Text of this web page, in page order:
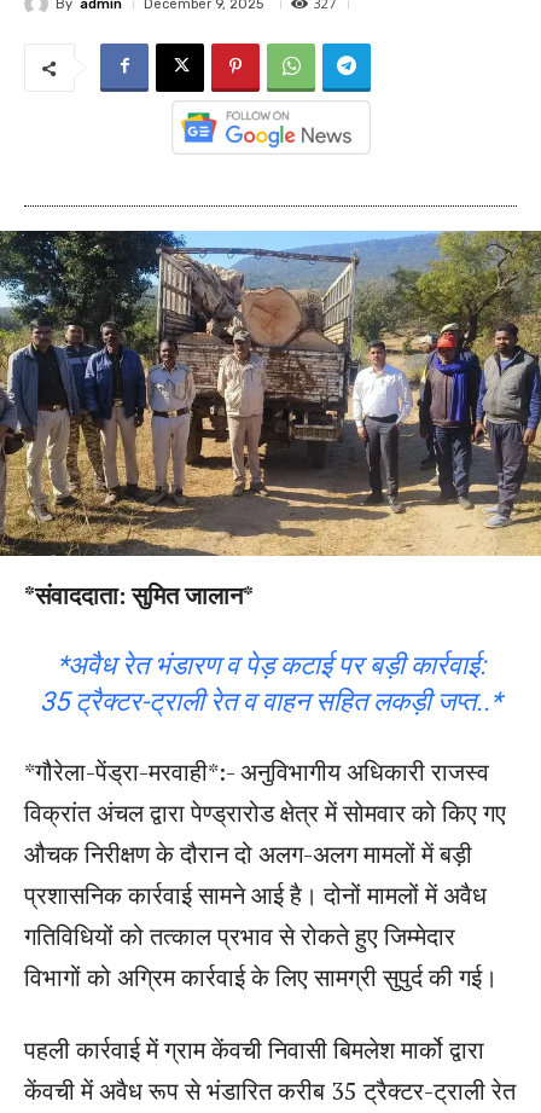
By admin December 9, 2025
*संवाददाता: सुमित जालान*
*अवैध रेत भंडारण व पेड़ कटाई पर बड़ी कार्रवाई:
35 ट्रैक्टर-ट्राली रेत व वाहन सहित लकड़ी जप्त..*
*गौरेला-पेंड्रा-मरवाही*:- अनुविभागीय अधिकारी राजस्व
विक्रांत अंचल द्वारा पेण्ड्रारोड क्षेत्र में सोमवार को किए गए
औचक निरीक्षण के दौरान दो अलग-अलग मामलों में बड़ी
प्रशासनिक कार्रवाई सामने आई है। दोनों मामलों में अवैध
गतिविधियों को तत्काल प्रभाव से रोकते हुए जिम्मेदार
विभागों को अग्रिम कार्रवाई के लिए सामग्री सुपुर्द की गई।
पहली कार्रवाई में ग्राम केंवची निवासी बिमलेश मार्को द्वारा
केंवची में अवैध रूप से भंडारित करीब 35 ट्रैक्टर-ट्राली रेत